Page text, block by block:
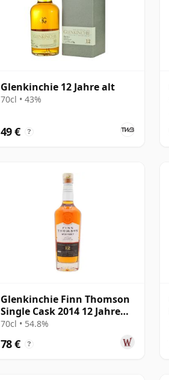
Glenkinchie 12 Jahre alt
70cl • 43%
49 € ?
Glenkinchie Finn Thomson
Single Cask 2014 12 Jahre
alt
70cl • 54.8%
78 € ?